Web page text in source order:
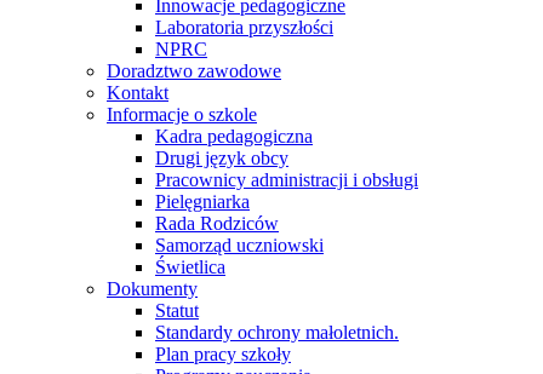
Innowacje pedagogiczne
Laboratoria przyszłości
NPRC
Doradztwo zawodowe
Kontakt
Informacje o szkole
Kadra pedagogiczna
Drugi język obcy
Pracownicy administracji i obsługi
Pielęgniarka
Rada Rodziców
Samorząd uczniowski
Świetlica
Dokumenty
Statut
Standardy ochrony małoletnich.
Plan pracy szkoły